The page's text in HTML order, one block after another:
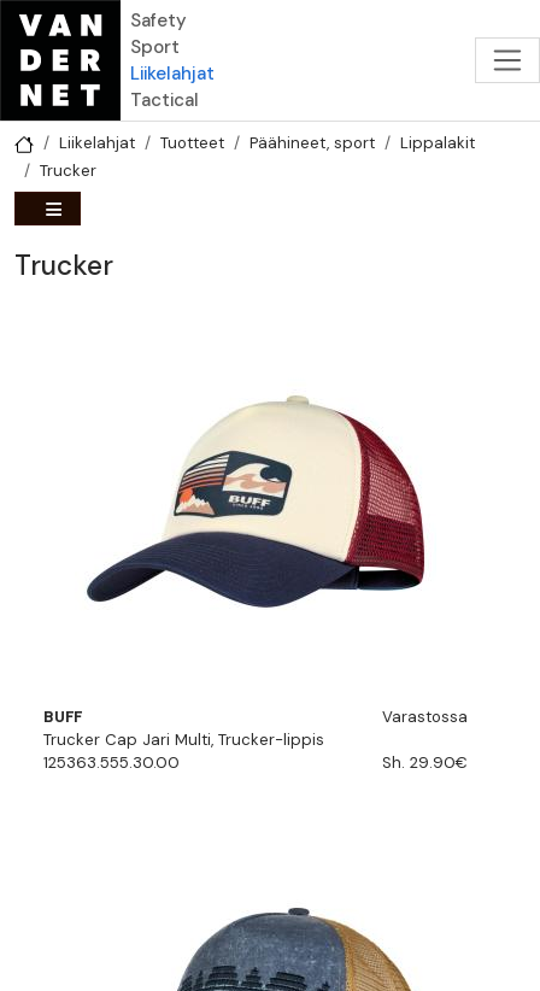
Hyppää pääsisältöön
Safety
Sport
Liikelahjat
Tactical
Liikelahjat Tuotteet Päähineet, sport
Lippalakit
Trucker
Trucker
BUFF
Varastossa
Trucker Cap Jari Multi, Trucker-lippis
125363.555.30.00
Sh. 29.90€